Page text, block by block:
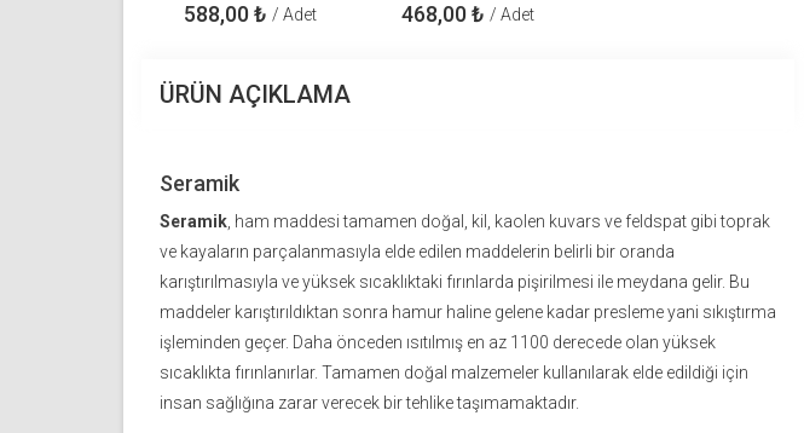
588,00₺ / Adet 468,00₺ / Adet
ÜRÜN AÇIKLAMA
Seramik
Seramik, ham maddesi tamamen doğal, kil, kaolen kuvars ve feldspat gibi toprak
ve kayaların parçalanmasıyla elde edilen maddelerin belirli bir oranda
karıştırılmasıyla ve yüksek sıcaklıktaki fırınlarda pişirilmesi ile meydana gelir. Bu
maddeler karıştırıldıktan sonra hamur haline gelene kadar presleme yani sıkıştırma
işleminden geçer. Daha önceden ısıtılmış en az 1100 derecede olan yüksek
sıcaklıkta fırınlanırlar. Tamamen doğal malzemeler kullanılarak elde edildiği için
insan sağlığına zarar verecek bir tehlike taşımamaktadır.